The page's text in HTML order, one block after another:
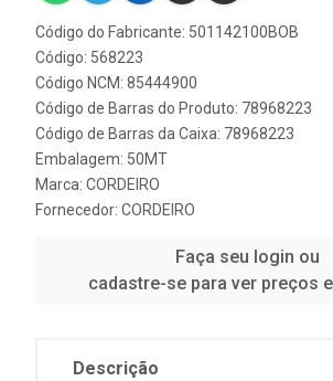
Código do Fabricante: 501142100BOB
Código: 568223
Código NCM: 85444900
Código de Barras do Produto: 78968223
Código de Barras da Caixa: 78968223
Embalagem: 50MT
Marca: CORDEIRO
Fornecedor: CORDEIRO
Faça seu login ou
cadastre-se para ver preços
Descrição